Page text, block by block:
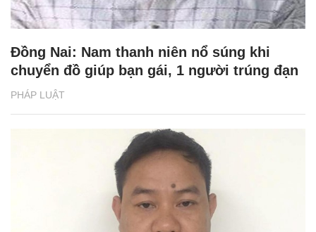
PHÁP LUẬT
Đồng Nai: Nam thanh niên nổ súng khi
chuyển đồ giúp bạn gái, 1 người trúng đạn